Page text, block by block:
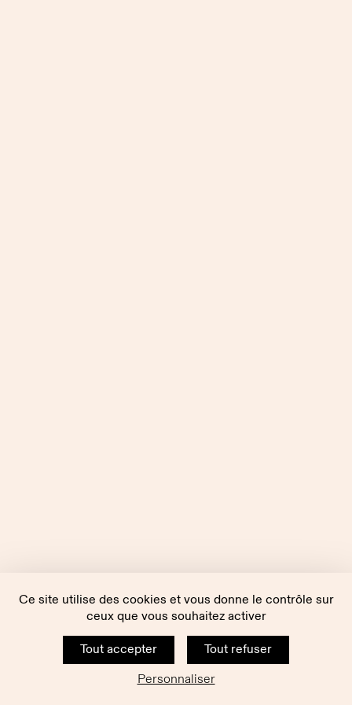
Ce site utilise des cookies et vous donne le contrôle sur
ceux que vous souhaitez activer
Tout accepter
Tout refuser
Personnaliser